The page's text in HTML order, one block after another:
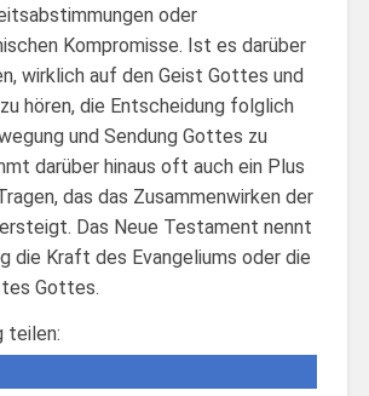
oder
Kompromisse. Ist es darüber
wirklich auf den Geist Gottes und
hören, die Entscheidung folglich
und Sendung Gottes zu
darüber hinaus oft auch ein Plus
das das Zusammenwirken der
Das Neue Testament nennt
die Kraft des Evangeliums oder die
Gottes.
teilen: